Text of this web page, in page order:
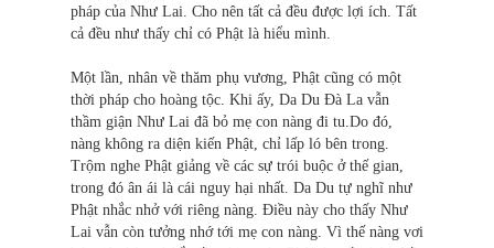
pháp của Như Lai. Cho nên tất cả đều được lợi ích. Tất
cả đều như thấy chỉ có Phật là hiểu mình.
Một lần, nhân về thăm phụ vương, Phật cũng có một
thời pháp cho hoàng tộc. Khi ấy, Da Du Ðà La vẫn
thầm giận Như Lai đã bỏ mẹ con nàng đi tu.Do đó,
nàng không ra diện kiến Phật, chỉ lấp ló bên trong.
Trộm nghe Phật giảng về các sự trói buộc ở thế gian,
trong đó ân ái là cái nguy hại nhất. Da Du tự nghĩ như
Phật nhắc nhở với riêng nàng. Ðiều này cho thấy Như
Lai vẫn còn tưởng nhớ tới mẹ con nàng. Vì thế nàng vơi